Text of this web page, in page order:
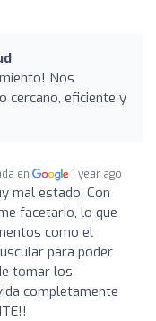
Nos
cercano, eficiente y
en 1 year ago
mal estado. Con
facetario, lo que
como el
para poder
tomar los
completamente